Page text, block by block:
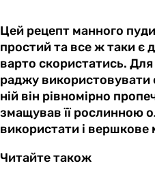
Цей рецепт манного
простий та все ж таки є
варто скористатись.
раджу використовувати
ній він рівномірно
змащував її рослинною
використати і вершкове
Читайте також